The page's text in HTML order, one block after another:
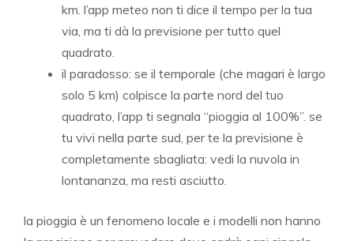
km. l’app meteo non ti dice il tempo per la tua
via, ma ti dà la previsione per tutto quel
quadrato.
il paradosso: se il temporale (che magari è largo
solo 5 km) colpisce la parte nord del tuo
quadrato, l’app ti segnala “pioggia al 100%”. se
tu vivi nella parte sud, per te la previsione è
completamente sbagliata: vedi la nuvola in
lontananza, ma resti asciutto.
la pioggia è un fenomeno locale e i modelli non hanno